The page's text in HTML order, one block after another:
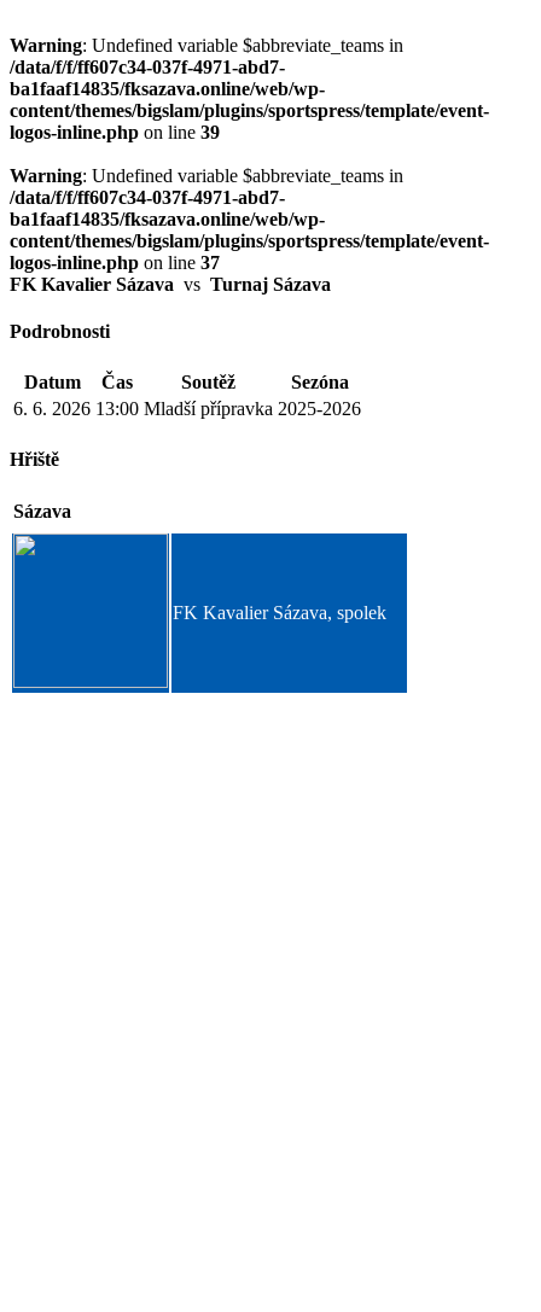
Warning: Undefined variable $abbreviate_teams in
/data/f/f/ff607c34-037f-4971-abd7-
ba1faaf14835/fksazava.online/web/wp-
content/themes/bigslam/plugins/sportspress/template/event-
logos-inline.php on line 39
Warning: Undefined variable $abbreviate_teams in
/data/f/f/ff607c34-037f-4971-abd7-
ba1faaf14835/fksazava.online/web/wp-
content/themes/bigslam/plugins/sportspress/template/event-
logos-inline.php on line 37
FK Kavalier Sázava vs Turnaj Sázava
Podrobnosti
Datum Čas Soutěž
Sezóna
6. 6. 2026 13:00 Mladší přípravka 2025-2026
Hřiště
Sázava
FK Kavalier Sázava, spolek